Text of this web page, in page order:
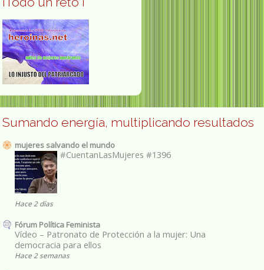
Sumando energía, multiplicando resultados
mujeres salvando el mundo
#CuentanLasMujeres #1396
Hace 2 días
Fórum Política Feminista
Vídeo – Patronato de Protección a la mujer: Una
democracia para ellos
Hace 2 semanas